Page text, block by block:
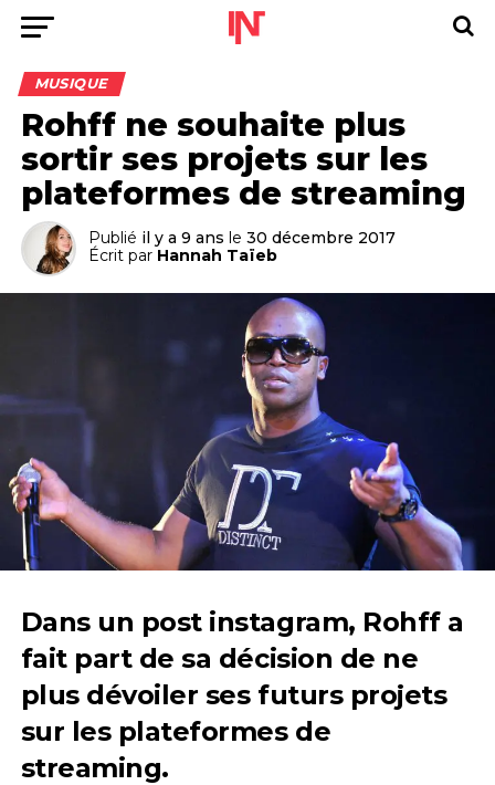
MUSIQUE
Rohff ne souhaite plus
sortir ses projets sur les
plateformes de streaming
Publié il y a 9 ans le 30 décembre 2017
Écrit par Hannah Taïeb
Dans un post instagram, Rohff a
fait part de sa décision de ne
plus dévoiler ses futurs projets
sur les plateformes de
streaming.